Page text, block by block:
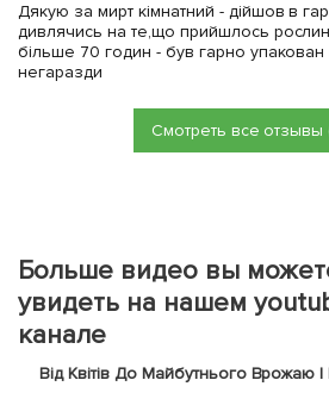
Дякую за мирт кімнатний - дійшов в
дивлячись на те,що прийшлось
більше 70 годин - був гарно
негаразди
Смотреть все отзывы
Больше видео вы
увидеть на нашем
канале
Від Квітів До Майбутнього Врожаю